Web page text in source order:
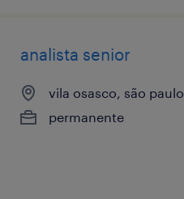
analista senior
vila osasco, são paulo
permanente